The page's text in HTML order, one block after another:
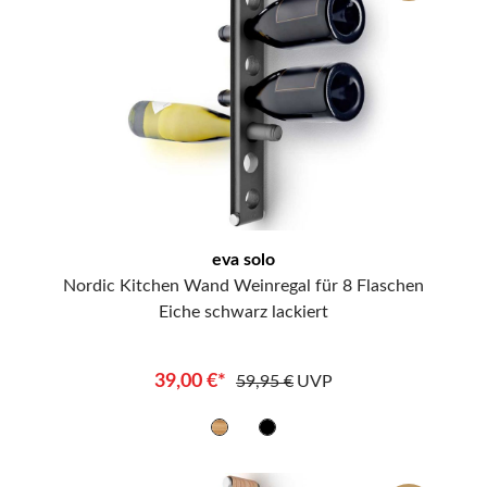
eva solo
Nordic Kitchen Wand Weinregal für 8 Flaschen
Eiche schwarz lackiert
39,00 €* 59,95 € UVP